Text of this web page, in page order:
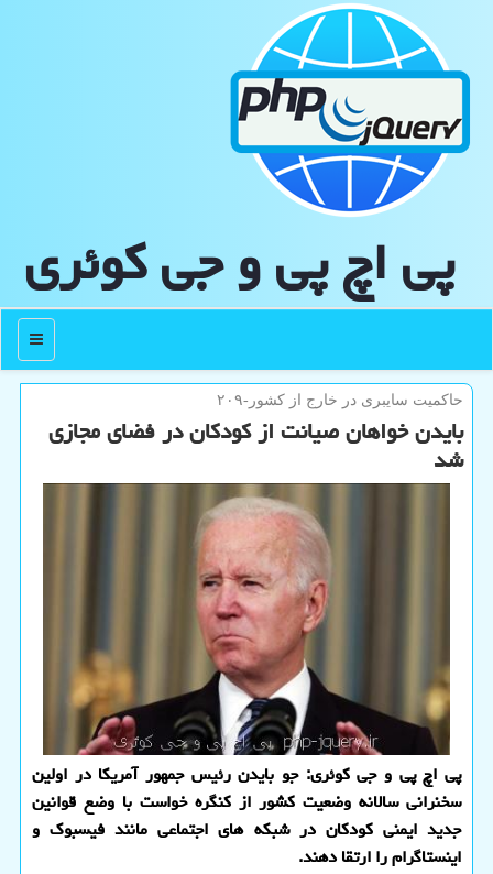
پی اچ پی و جی كوئری
منو
حاكمیت سایبری در خارج از كشور-۲۰۹
بایدن خواهان صیانت از کودکان در فضای مجازی
شد
پی اچ پی و جی کوئری: جو بایدن رئیس جمهور آمریکا در اولین
سخنرانی سالانه وضعیت کشور از کنگره خواست با وضع قوانین
جدید ایمنی کودکان در شبکه های اجتماعی مانند فیسبوک و
اینستاگرام را ارتقا دهند.